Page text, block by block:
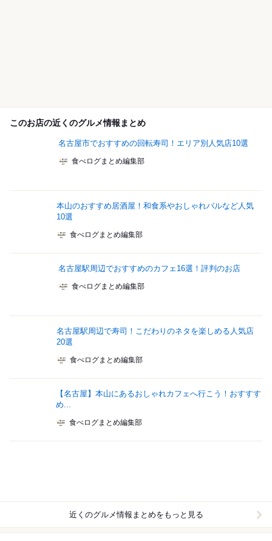
このお店の近くのグルメ情報まとめ
名古屋市でおすすめの回転寿司！エリア別人気店10選
食べログまとめ編集部
本山のおすすめ居酒屋！和食系やおしゃれバルなど人気
10選
食べログまとめ編集部
名古屋駅周辺でおすすめのカフェ16選！評判のお店
食べログまとめ編集部
名古屋駅周辺で寿司！こだわりのネタを楽しめる人気店
20選
食べログまとめ編集部
【名古屋】本山にあるおしゃれカフェへ行こう！おすすす
め...
食べログまとめ編集部
近くのグルメ情報まとめをもっと見る